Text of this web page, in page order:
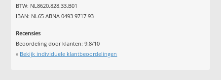
BTW: NL8620.828.33.B01
IBAN: NL65 ABNA 0493 9717 93
Recensies
Beoordeling door klanten:9.8/10
» Bekijk individuele klantbeoordelingen